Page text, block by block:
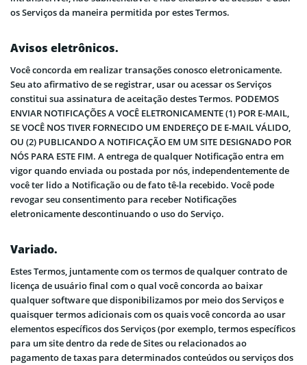
os Serviços da maneira permitida por estes Termos.
Avisos eletrônicos.
Você concorda em realizar transações conosco eletronicamente.
Seu ato afirmativo de se registrar, usar ou acessar os Serviços
constitui sua assinatura de aceitação destes Termos. PODEMOS
ENVIAR NOTIFICAÇÕES A VOCÊ ELETRONICAMENTE (1) POR E-MAIL,
SE VOCÊ NOS TIVER FORNECIDO UM ENDEREÇO ​​DE E-MAIL VÁLIDO,
OU (2) PUBLICANDO A NOTIFICAÇÃO EM UM SITE DESIGNADO POR
NÓS PARA ESTE FIM. A entrega de qualquer Notificação entra em
vigor quando enviada ou postada por nós, independentemente de
você ter lido a Notificação ou de fato tê-la recebido. Você pode
revogar seu consentimento para receber Notificações
eletronicamente descontinuando o uso do Serviço.
Variado.
Estes Termos, juntamente com os termos de qualquer contrato de
licença de usuário final com o qual você concorda ao baixar
qualquer software que disponibilizamos por meio dos Serviços e
quaisquer termos adicionais com os quais você concorda ao usar
elementos específicos dos Serviços (por exemplo, termos específicos
para um site dentro da rede de Sites ou relacionados ao
pagamento de taxas para determinados conteúdos ou serviços dos